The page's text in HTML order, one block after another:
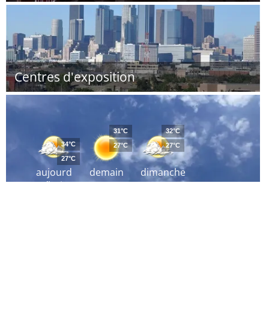
Centres d'exposition
aujourd
´hui
34°C
27°C
demain
31°C
27°C
dimanche
32°C
27°C